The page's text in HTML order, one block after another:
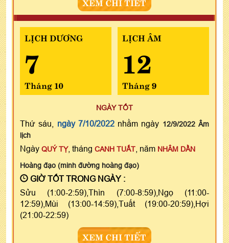
LỊCH DƯƠNG
7
Tháng 10
LỊCH ÂM
12
Tháng 9
NGÀY TỐT
Thứ sáu, ngày 7/10/2022nhằm ngày 12/9/2022 Âm
lịch
Ngày QUÝ TỴ, tháng CANH TUẤT , năm NHÂM DẦN
Hoàng đạo (minh đường hoàng đạo)
GIỜ TỐT TRONG NGÀY :
Sửu (1:00-2:59),Thìn (7:00-8:59),Ngọ (11:00-
12:59),Mùi (13:00-14:59),Tuất (19:00-20:59),Hợi
(21:00-22:59)
XEM CHI TIẾT